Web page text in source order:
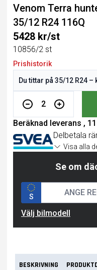
Venom Terra
35/12 R24 116Q
5428 kr/st
10856/2 st
Prishistorik
2
Beräknad leverans ,
Delbetala
Visa alla
Se om
S
Välj bilmodell
BESKRIVNING